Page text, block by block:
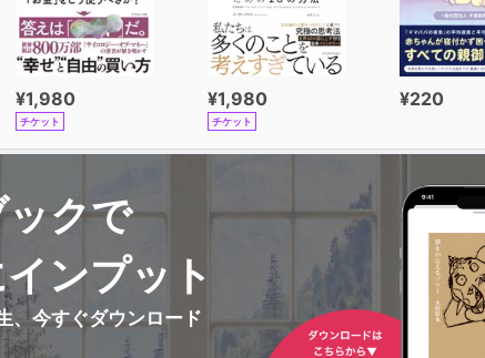
¥1,980
チケット
¥1,980
チケット
¥220
クで
ンプット
、今すぐダウンロード